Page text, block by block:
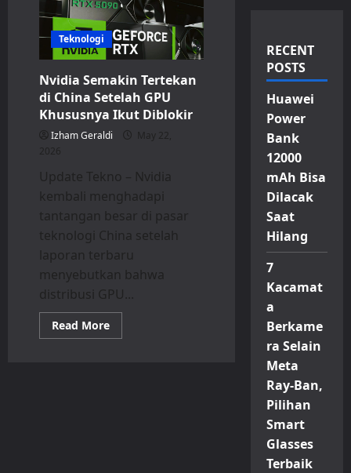
Teknologi
Nvidia Semakin Tertekan
di China Setelah GPU
Khususnya Ikut Diblokir
Izham Geraldi
May 22,
2026
Update Tekno – Nvidia
kembali menghadapi
tantangan besar di pasar
teknologi China setelah
laporan terbaru
menyebutkan bahwa
distribusi GPU...
Read MoreRead
more
RECENT
POSTS
Huawei
Power
Bank
12000
mAh Bisa
Dilacak
Saat
Hilang
7
Kacamat
a
Berkame
ra Selain
Meta
Ray-Ban,
Pilihan
Smart
Glasses
Terbaik